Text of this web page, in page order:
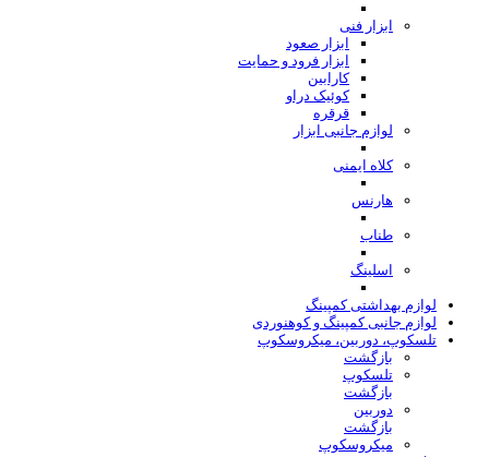
ابزار فنی
ابزار صعود
ابزار فرود و حمایت
کارابین
کوئیک دراو
قرقره
لوازم جانبی ابزار
کلاه ایمنی
هارنس
طناب
اسلینگ
لوازم بهداشتی کمپینگ
لوازم جانبی کمپینگ و کوهنوردی
تلسکوپ، دوربین، میکروسکوپ
بازگشت
تلسکوپ
بازگشت
دوربین
بازگشت
میکروسکوپ